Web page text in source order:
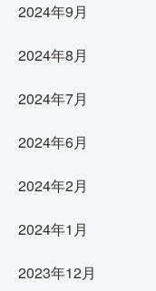
2024年9月
2024年8月
2024年7月
2024年6月
2024年2月
2024年1月
2023年12月